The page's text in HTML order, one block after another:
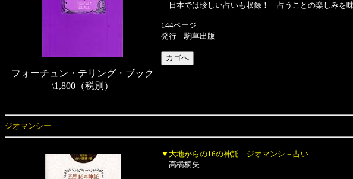
フォーチュン・テリング・ブック
\1,800（税別）
日本では珍しい占いも収録！ 占うことの楽しみを味
144ページ
発行 駒草出版
ジオマンシー
▼大地からの16の神託 ジオマンシ－占い
高橋桐矢